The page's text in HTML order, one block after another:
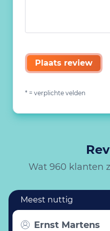
Plaats review
* = verplichte velden
Wat 960 klanten
Ernst Martens